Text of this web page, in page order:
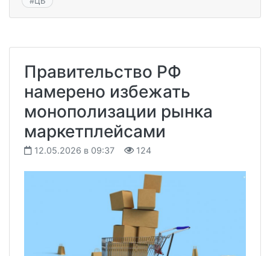
Правительство РФ
намерено избежать
монополизации рынка
маркетплейсами
12.05.2026 в 09:37 124